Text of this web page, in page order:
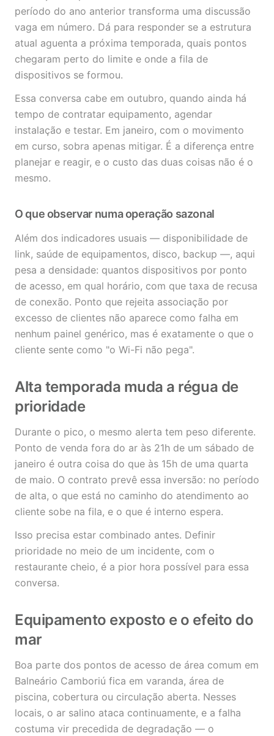
período do ano anterior transforma uma discussão
vaga em número. Dá para responder se a estrutura
atual aguenta a próxima temporada, quais pontos
chegaram perto do limite e onde a fila de
dispositivos se formou.
Essa conversa cabe em outubro, quando ainda há
tempo de contratar equipamento, agendar
instalação e testar. Em janeiro, com o movimento
em curso, sobra apenas mitigar. É a diferença entre
planejar e reagir, e o custo das duas coisas não é o
mesmo.
O que observar numa operação sazonal
Além dos indicadores usuais — disponibilidade de
link, saúde de equipamentos, disco, backup —, aqui
pesa a densidade: quantos dispositivos por ponto
de acesso, em qual horário, com que taxa de recusa
de conexão. Ponto que rejeita associação por
excesso de clientes não aparece como falha em
nenhum painel genérico, mas é exatamente o que o
cliente sente como "o Wi-Fi não pega".
Alta temporada muda a régua de
prioridade
Durante o pico, o mesmo alerta tem peso diferente.
Ponto de venda fora do ar às 21h de um sábado de
janeiro é outra coisa do que às 15h de uma quarta
de maio. O contrato prevê essa inversão: no período
de alta, o que está no caminho do atendimento ao
cliente sobe na fila, e o que é interno espera.
Isso precisa estar combinado antes. Definir
prioridade no meio de um incidente, com o
restaurante cheio, é a pior hora possível para essa
conversa.
Equipamento exposto e o efeito do
mar
Boa parte dos pontos de acesso de área comum em
Balneário Camboriú fica em varanda, área de
piscina, cobertura ou circulação aberta. Nesses
locais, o ar salino ataca continuamente, e a falha
costuma vir precedida de degradação — o